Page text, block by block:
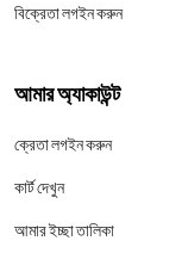
বিক্রেতা লগইন করুন
আমার অ্যাকাউন্ট
ক্রেতা লগইন করুন
কার্ট দেখুন
আমার ইচ্ছা তালিকা